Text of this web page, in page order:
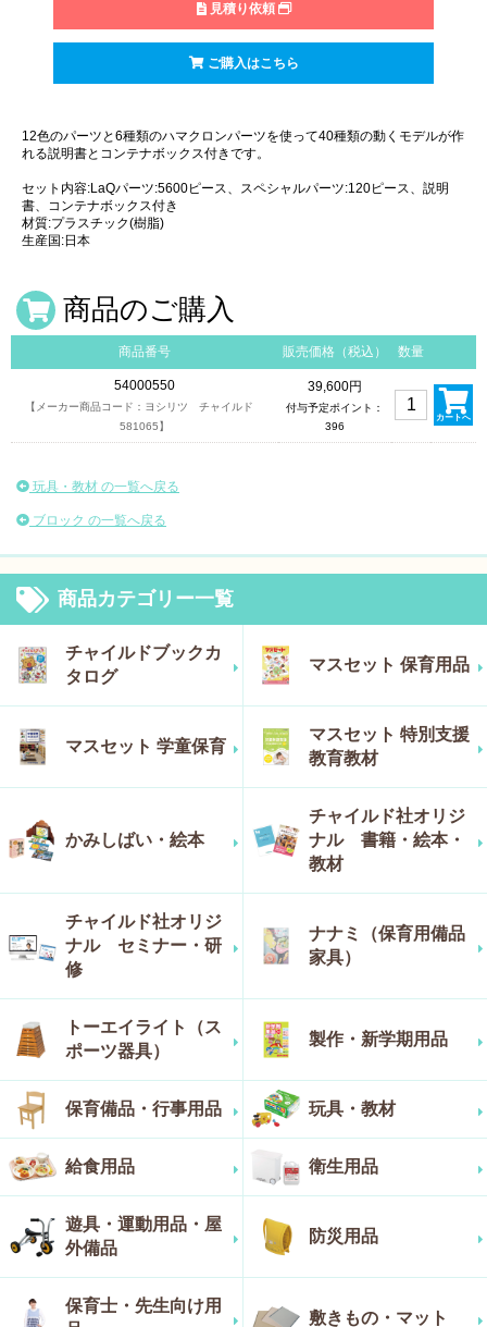
見積り依頼
ご購入はこちら
12色のパーツと6種類のハマクロンパーツを使って40種類の動くモデルが作
れる説明書とコンテナボックス付きです。
セット内容:LaQパーツ:5600ピース、スペシャルパーツ:120ピース、説明
書、コンテナボックス付き
材質:プラスチック(樹脂)
生産国:日本
商品のご購入
商品番号 販売価格（税込） 数量
54000550
【メーカー商品コード：ヨシリツ チャイルド
581065】
39,600円
付与予定ポイント：
396
カートへ
玩具・教材 の一覧へ戻る
ブロック の一覧へ戻る
商品カテゴリー一覧
チャイルドブックカ
タログ
マスセット 保育用品
マスセット 学童保育
マスセット 特別支援
教育教材
かみしばい・絵本
チャイルド社オリジ
ナル 書籍・絵本・
教材
チャイルド社オリジ
ナル セミナー・研
修
ナナミ（保育用備品
家具）
トーエイライト（ス
ポーツ器具）
製作・新学期用品
保育備品・行事用品 玩具・教材
給食用品 衛生用品
遊具・運動用品・屋
外備品
防災用品
保育士・先生向け用
敷きもの・マット